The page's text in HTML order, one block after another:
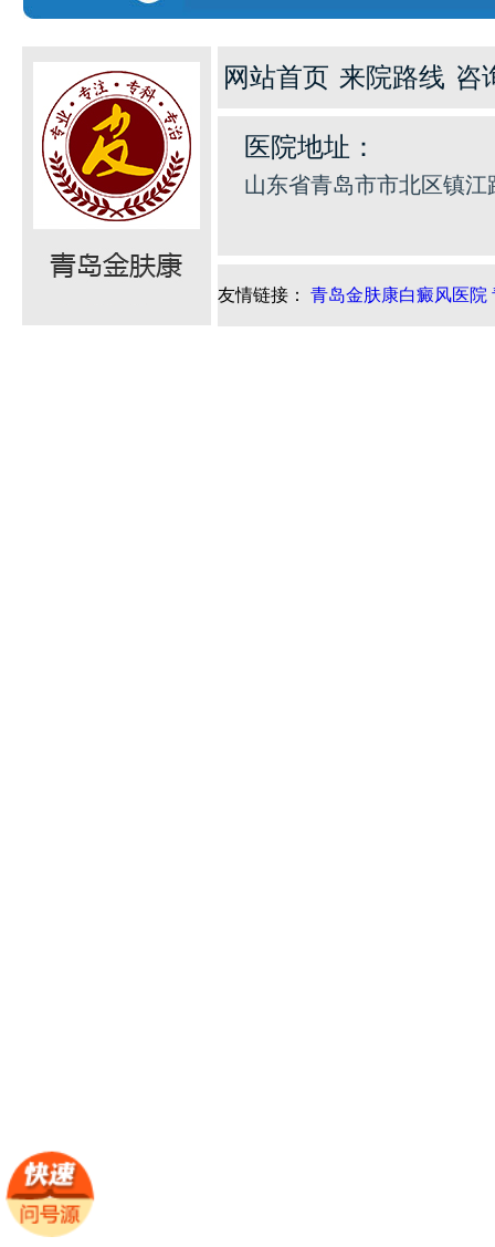
网站首页 来院路线 咨
医院地址：
山东省青岛市市北区镇江
友情链接： 青岛金肤康白癜风医院